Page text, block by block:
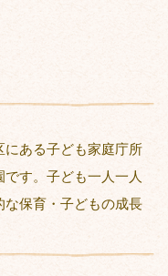
ある子ども家庭庁所
す。子ども一人一人
な保育・子どもの成長